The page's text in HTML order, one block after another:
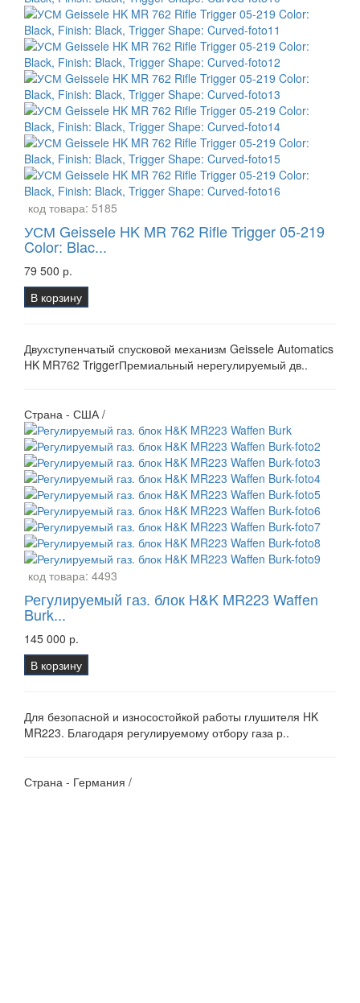
код товара: 5185
УСМ Geissele HK MR 762 Rifle Trigger 05-219
Color: Blac...
79 500 р.
В корзину
Двухступенчатый спусковой механизм Geissele Automatics
HK MR762 TriggerПремиальный нерегулируемый дв..
Страна - США /
код товара: 4493
Регулируемый газ. блок H&K MR223 Waffen
Burk...
145 000 р.
В корзину
Для безопасной и износостойкой работы глушителя HK
MR223. Благодаря регулируемому отбору газа р..
Страна - Германия /